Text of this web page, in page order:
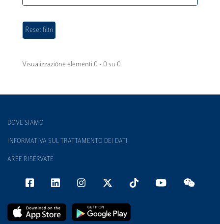
Visualizzazione elementi 0 - 0 su 0
DOVE SIAMO
INFORMATIVA SUL TRATTAMENTO DEI DATI
AREE RISERVATE